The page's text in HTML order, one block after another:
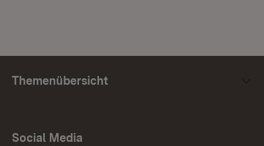
Themenübersicht
Social Media